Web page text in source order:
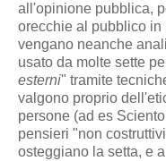
all'opinione pubblica,
orecchie al pubblico in
vengano neanche
usato da molte sette
esterni" tramite
valgono proprio
persone (ad es
pensieri "non
osteggiano la setta, e